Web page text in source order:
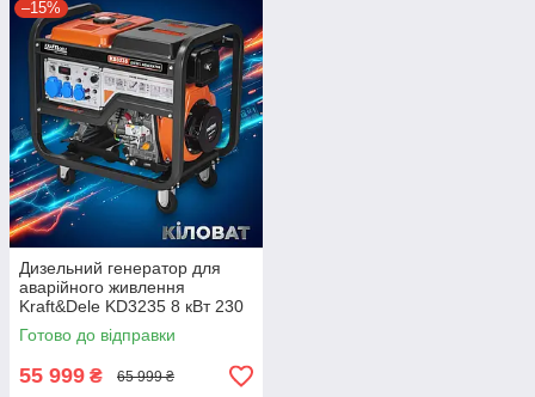
–15%
Дизельний генератор для
аварійного живлення
Kraft&Dele KD3235 8 кВт 230
В генератор для СТО
дизельний
Готово до відправки
55 999 ₴ 65 999 ₴